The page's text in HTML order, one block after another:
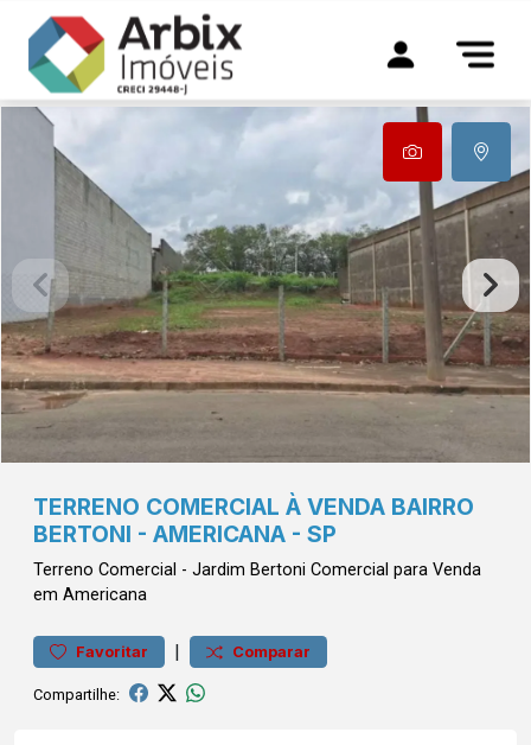
TERRENO COMERCIAL À VENDA BAIRRO
BERTONI - AMERICANA - SP
Terreno Comercial - Jardim Bertoni Comercial para Venda
em Americana
Favoritar | Comparar
Compartilhe: